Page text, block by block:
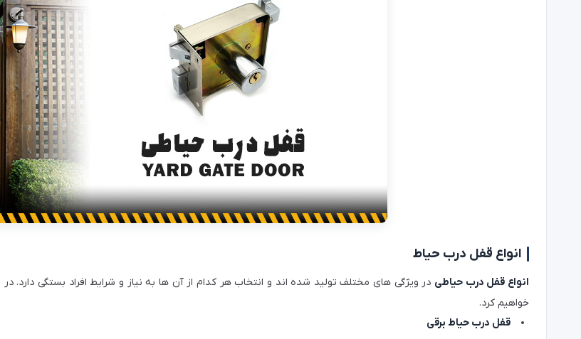
انواع قفل درب حیاط
انواع قفل درب حیاطی در ویژگی های مختلف تولید شده اند و انتخاب هر کدام از آن ها به نیاز و شرایط افراد بستگی دارد. در
خواهیم کرد.
قفل درب حیاط برقی